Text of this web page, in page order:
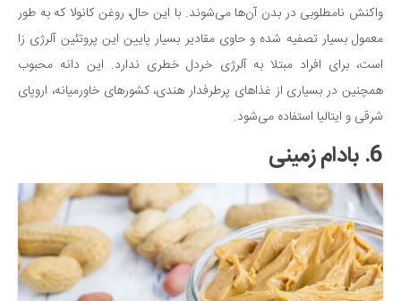
واکنش نامطلوبی در بدن آن‌ها می‌شوند. با این حال، روغن کانولا که به طور
معمول بسیار تصفیه شده و حاوی مقادیر بسیار پایین این پروتئین آلرژی زا
است، برای افراد مبتلا به آلرژی خردل خطری ندارد. این دانه محبوب
همچنین در بسیاری از غذاهای پرطرفدار هندی، کشورهای خاورمیانه، اروپای
شرقی و ایتالیا استفاده می‌شود.
6. بادام زمینی